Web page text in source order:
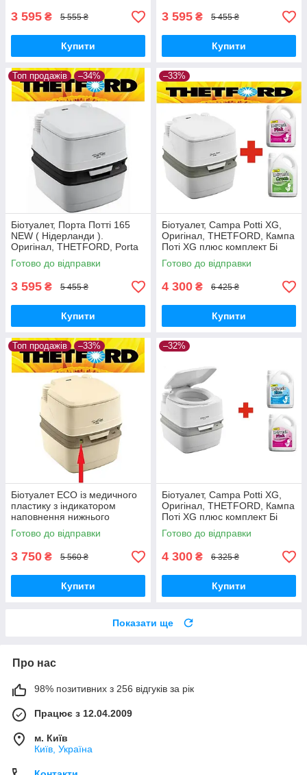
3 595 ₴ 5 555 ₴
Купити
3 595 ₴ 5 455 ₴
Купити
Топ продажів –34%
Біотуалет, Порта Потті 165
NEW ( Нідерланди ).
Оригінал, THETFORD, Porta
Potti 165. Біотуалет
портативний.
Готово до відправки
3 595 ₴ 5 455 ₴
Купити
–33%
Біотуалет, Campa Potti XG,
Оригінал, THETFORD, Кампа
Поті XG плюс комплект Бі
Фреш Грін + Бі Фреш Пінк
Готово до відправки
4 300 ₴ 6 425 ₴
Купити
Топ продажів –33%
Біотуалет ECO із медичного
пластику з індикатором
наповнення нижнього
бакуThetford Porta Potti 165
Luxe бежевий, портативний .
Готово до відправки
3 750 ₴ 5 560 ₴
Купити
–32%
Біотуалет, Campa Potti XG,
Оригінал, THETFORD, Кампа
Поті XG плюс комплект Бі
Фреш Блю + Бі Фреш Пінк
Готово до відправки
4 300 ₴ 6 325 ₴
Купити
Показати ще
Про нас
98% позитивних з 256 відгуків за рік
Працює з 12.04.2009
м. Київ
Київ, Україна